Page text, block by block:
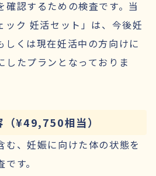
確認するための検査です。当
ック 妊活セット」は、今後妊
しくは現在妊活中の方向けに
したプランとなっておりま
¥49,750相当）
む、妊娠に向けた体の状態を
す。